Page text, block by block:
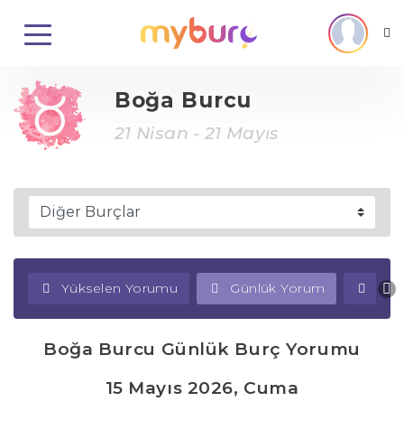
Boğa Burcu
21 Nisan - 21 Mayıs
Yükselen Yorumu Günlük Yorum
Boğa Burcu Günlük Burç Yorumu
15 Mayıs 2026, Cuma